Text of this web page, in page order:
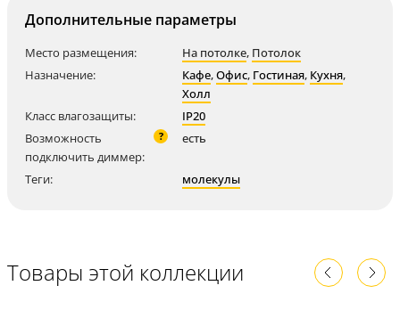
Дополнительные параметры
Место размещения: На потолке, Потолок
Назначение:
Кафе,Офис, Гостиная, Кухня,
Холл
Класс влагозащиты:
IP20
Возможность
подключить диммер:
? есть
Теги: молекулы
Товары этой коллекции